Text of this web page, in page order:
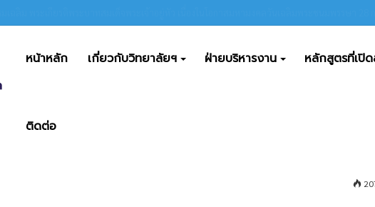
หน้าหลัก เกี่ยวกับวิทยาลัยฯ ฝ่ายบริหารงาน หลักสูตรที่เปิ
ติดต่อ
ะชาสัมพันธ์ ปีที่ 1 ฉบับที่ 63 วันที่ 4 ธันวาคม 2567